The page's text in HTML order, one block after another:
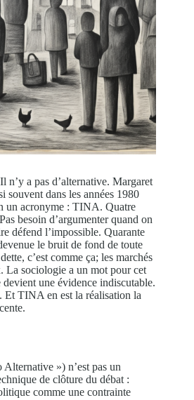
n’y a pas d’alternative. Margaret
souvent dans les années 1980
un acronyme : TINA. Quatre
besoin d’argumenter quand on
défend l’impossible. Quarante
le bruit de fond de toute
c’est comme ça; les marchés
La sociologie a un mot pour cet
devient une évidence indiscutable.
. Et TINA en est la réalisation la
») n’est pas un
de clôture du débat :
comme une contrainte